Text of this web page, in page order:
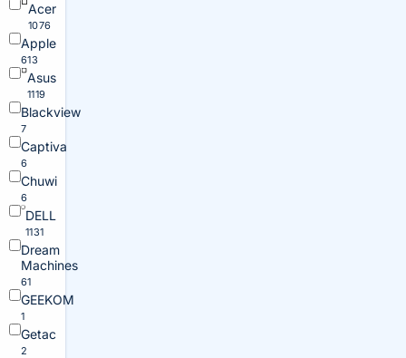
Acer
1076
Apple
613
Asus
1119
Blackview
7
Captiva
6
Chuwi
6
DELL
1131
Dream
Machines
61
GEEKOM
1
Getac
2